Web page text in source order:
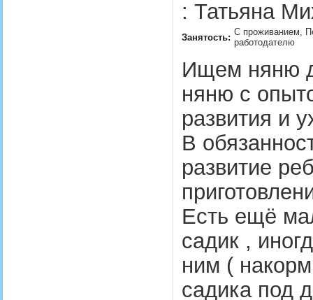
: Татьяна
Занятость:
С проживанием,
работодателю
Ищем няню
няню с
развития и
В
развитие
Есть ещё
садик ,
ним (
садика под